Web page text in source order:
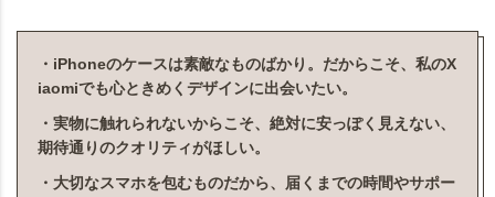
・iPhoneのケースは素敵なものばかり。だからこそ、私のX
iaomiでも心ときめくデザインに出会いたい。
・実物に触れられないからこそ、絶対に安っぽく見えない、
期待通りのクオリティがほしい。
・大切なスマホを包むものだから、届くまでの時間やサポー